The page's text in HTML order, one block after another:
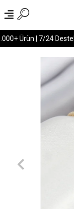
Ürün | 7/24 Destek